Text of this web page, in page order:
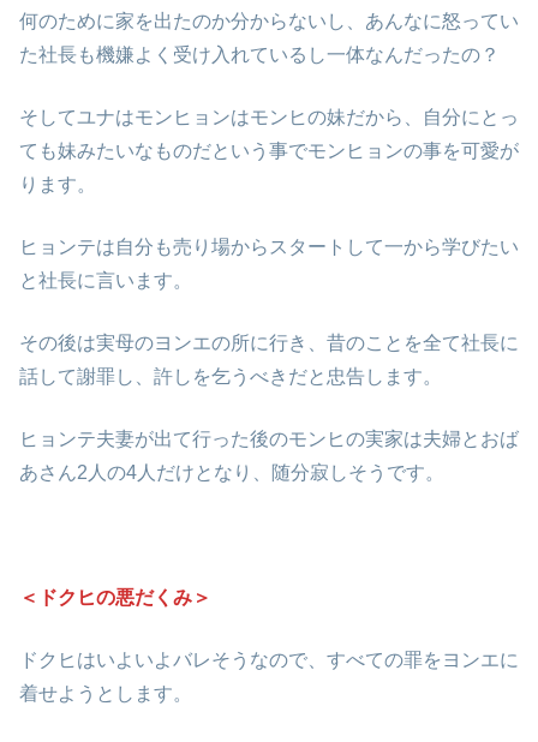
何のために家を出たのか分からないし、あんなに怒ってい
た社長も機嫌よく受け入れているし一体なんだったの？
そしてユナはモンヒョンはモンヒの妹だから、自分にとっ
ても妹みたいなものだという事でモンヒョンの事を可愛が
ります。
ヒョンテは自分も売り場からスタートして一から学びたい
と社長に言います。
その後は実母のヨンエの所に行き、昔のことを全て社長に
話して謝罪し、許しを乞うべきだと忠告します。
ヒョンテ夫妻が出て行った後のモンヒの実家は夫婦とおば
あさん2人の4人だけとなり、随分寂しそうです。
＜ドクヒの悪だくみ＞
ドクヒはいよいよバレそうなので、すべての罪をヨンエに
着せようとします。